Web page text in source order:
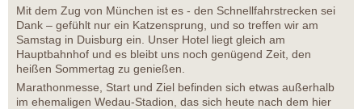
Mit dem Zug von München ist es - den Schnellfahrstrecken sei
Dank – gefühlt nur ein Katzensprung, und so treffen wir am
Samstag in Duisburg ein. Unser Hotel liegt gleich am
Hauptbahnhof und es bleibt uns noch genügend Zeit, den
heißen Sommertag zu genießen.
Marathonmesse, Start und Ziel befinden sich etwas außerhalb
im ehemaligen Wedau-Stadion, das sich heute nach dem hier